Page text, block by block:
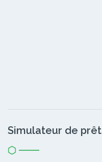
Simulateur de prêt